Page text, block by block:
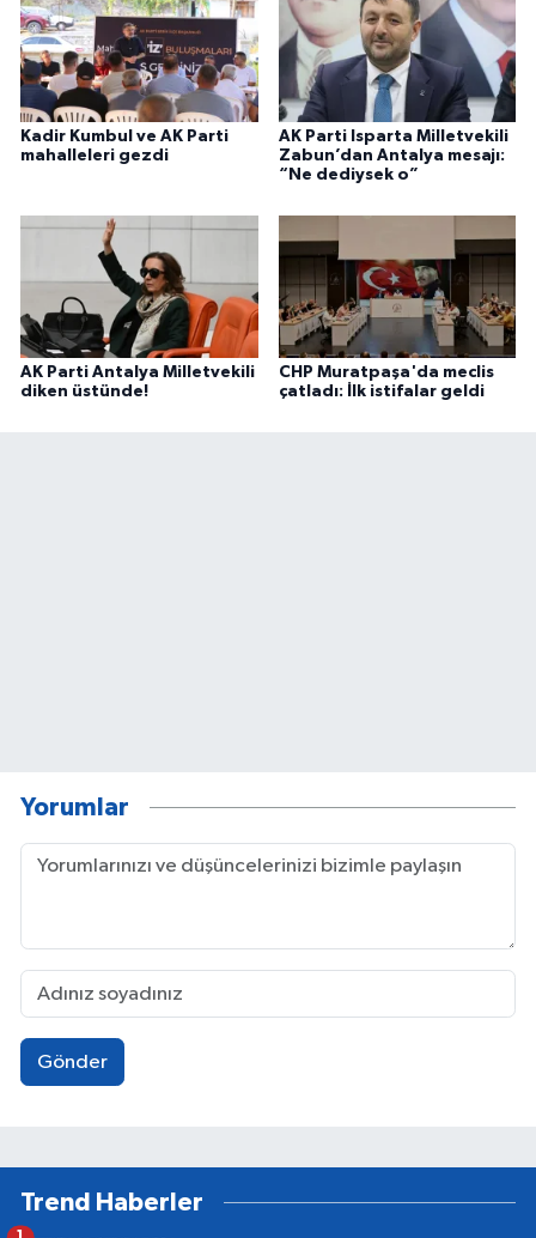
Kadir Kumbul ve AK Parti
mahalleleri gezdi
AK Parti Isparta Milletvekili
Zabun’dan Antalya mesajı:
“Ne dediysek o”
AK Parti Antalya Milletvekili
diken üstünde!
CHP Muratpaşa'da meclis
çatladı: İlk istifalar geldi
Yorumlar
Gönder
Trend Haberler